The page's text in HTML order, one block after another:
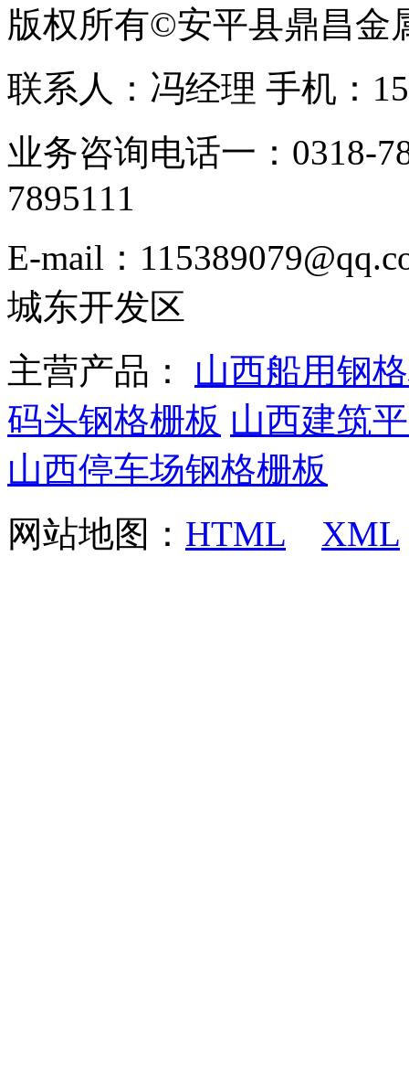
版权所有©安平县鼎昌金
联系人：冯经理 手机：
业务咨询电话一：0318-
7895111
E-mail：
城东开发区
主营产品： 山西船用钢
码头钢格栅板 山西建筑
山西停车场钢格栅板
网站地图： HTML XML